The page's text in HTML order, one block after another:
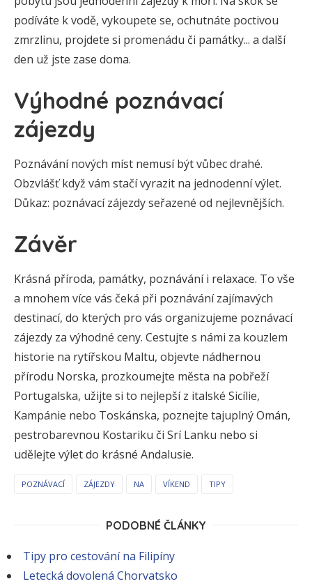
podíváte k vodě, vykoupete se, ochutnáte poctivou
zmrzlinu, projdete si promenádu či památky... a další
den už jste zase doma.
Výhodné poznávací
zájezdy
Poznávání nových míst nemusí být vůbec drahé.
Obzvlášť když vám stačí vyrazit na jednodenní výlet.
Důkaz: poznávací zájezdy seřazené od nejlevnějších.
Závěr
Krásná příroda, památky, poznávání i relaxace. To vše
a mnohem více vás čeká při poznávání zajímavých
destinací, do kterých pro vás organizujeme poznávací
zájezdy za výhodné ceny. Cestujte s námi za kouzlem
historie na rytířskou Maltu, objevte nádhernou
přírodu Norska, prozkoumejte města na pobřeží
Portugalska, užijte si to nejlepší z italské Sicílie,
Kampánie nebo Toskánska, poznejte tajuplný Omán,
pestrobarevnou Kostariku či Srí Lanku nebo si
udělejte výlet do krásné Andalusie.
POZNÁVACÍ ZÁJEZDY NA VÍKEND TIPY
PODOBNÉ ČLÁNKY
Tipy pro cestování na Filipíny
Letecká dovolená Chorvatsko